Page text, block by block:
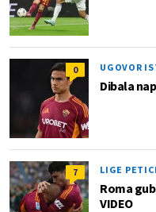
0 UGOVOR
Dibala
7 LIGE
Roma
VIDEO